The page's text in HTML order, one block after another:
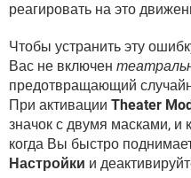
реагировать на это
Чтобы устранить эту
Вас не включен
предотвращающий
При активации Theater
значок с двумя масками, и
когда Вы быстро
Настройки и